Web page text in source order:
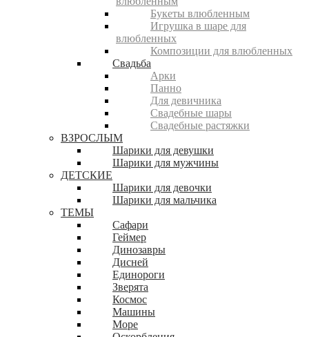
Букеты влюбленным
Игрушка в шаре для
влюбленных
Композиции для влюбленных
Свадьба
Арки
Панно
Для девичника
Свадебные шары
Свадебные растяжки
ВЗРОСЛЫМ
Шарики для девушки
Шарики для мужчины
ДЕТСКИЕ
Шарики для девочки
Шарики для мальчика
ТЕМЫ
Сафари
Геймер
Динозавры
Дисней
Единороги
Зверята
Космос
Машины
Море